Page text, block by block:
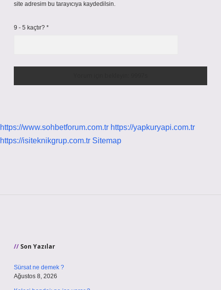
site adresim bu tarayıcıya kaydedilsin.
9 - 5 kaçtır? *
https://www.sohbetforum.com.tr https://yapkuryapi.com.tr
https://isiteknikgrup.com.tr Sitemap
Son Yazılar
Sürsat ne demek ?
Ağustos 8, 2026